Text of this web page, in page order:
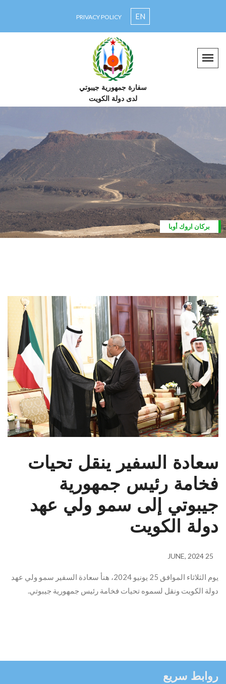
EN
PRIVACY POLICY
سفارة جمهورية جيبوتي
لدى دولة الكويت
بركان اروك أوبا
سعادة السفير ينقل تحيات
فخامة رئيس جمهورية
جيبوتي إلى سمو ولي عهد
دولة الكويت
25 JUNE, 2024
يوم الثلاثاء الموافق 25 يونيو 2024، هنأ سعادة السفير سمو ولي عهد
دولة الكويت ونقل لسموه تحيات فخامة رئيس جمهورية جيبوتي.
روابط سريع